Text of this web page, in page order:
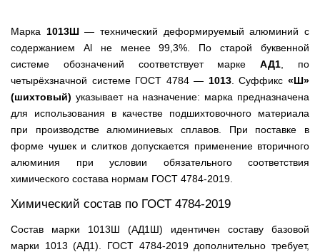
Марка 1013Ш— технический деформируемый алюминий с
содержанием Al не менее 99,3%. По старой буквенной
системе обозначений соответствует маркеАД1 , по
четырёхзначной системе ГОСТ 4784 — 1013. Суффикс«Ш»
(шихтовый) указывает на назначение: марка предназначена
для использования в качестве подшихтовочного материала
при производстве алюминиевых сплавов. При поставке в
форме чушек и слитков допускается применение вторичного
алюминия при условии обязательного соответствия
химического состава нормам ГОСТ 4784-2019.
Химический состав по ГОСТ 4784-2019
Состав марки 1013Ш (АД1Ш) идентичен составу базовой
марки 1013 (АД1). ГОСТ 4784-2019 дополнительно требует,